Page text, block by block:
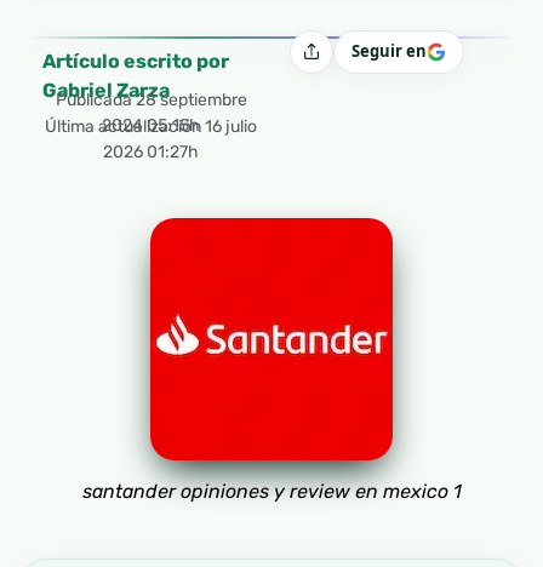
Artículo escrito por
Gabriel Zarza
Publicada28 septiembre
2024 05:15h
Última actualización 16 julio
2026 01:27h
CompartirSeguir en
santander opiniones y review en mexico 1